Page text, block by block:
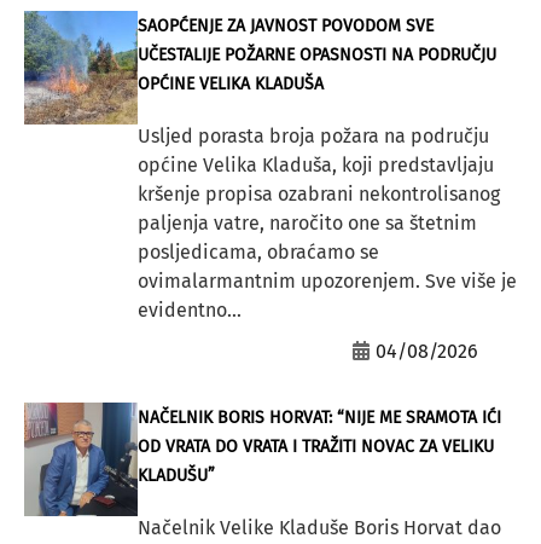
SAOPĆENJE ZA JAVNOST POVODOM SVE
UČESTALIJE POŽARNE OPASNOSTI NA PODRUČJU
OPĆINE VELIKA KLADUŠA
Usljed porasta broja požara na području
općine Velika Kladuša, koji predstavljaju
kršenje propisa ozabrani nekontrolisanog
paljenja vatre, naročito one sa štetnim
posljedicama, obraćamo se
ovimalarmantnim upozorenjem. Sve više je
evidentno...
04/08/2026
NAČELNIK BORIS HORVAT: “NIJE ME SRAMOTA IĆI
OD VRATA DO VRATA I TRAŽITI NOVAC ZA VELIKU
KLADUŠU”
Načelnik Velike Kladuše Boris Horvat dao